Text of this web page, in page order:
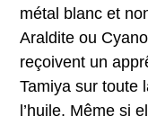
métal blanc et
Araldite ou
reçoivent un
Tamiya sur toute
l’huile. Même si